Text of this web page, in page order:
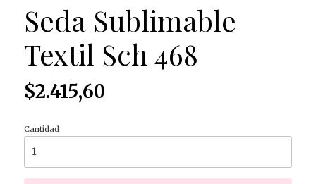
Seda Sublimable
Textil Sch 468
$2.415,60
Cantidad